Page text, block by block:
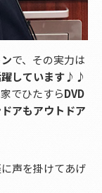
で、その実力は
躍しています♪♪
でひたすらDVD
アもアウトドア
声を掛けてあげ